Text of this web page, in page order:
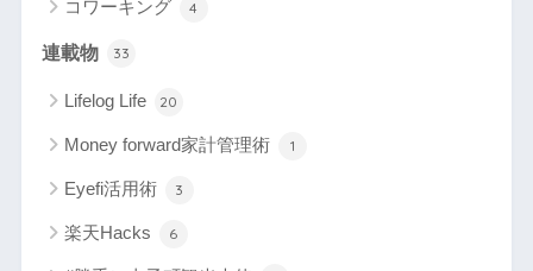
コワーキング 4
連載物 33
Lifelog Life 20
Money forward家計管理術 1
Eyefi活用術 3
楽天Hacks 6